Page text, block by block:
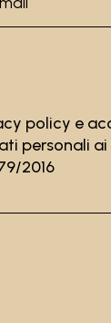
policy e
personali ai
2016